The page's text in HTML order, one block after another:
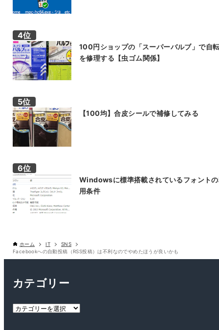
100円ショップの「スーパーバルブ」で自
を修理する【虫ゴム関係】
【100均】合皮シールで補修してみる
Windowsに標準搭載されているフォント
用条件
ホーム IT
SNS
Facebookへの自動投稿（RSS投稿）は不利なのでやめたほうが良いかも
カテゴリー
カ